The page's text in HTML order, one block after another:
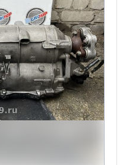
Next